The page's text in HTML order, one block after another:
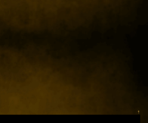
↑